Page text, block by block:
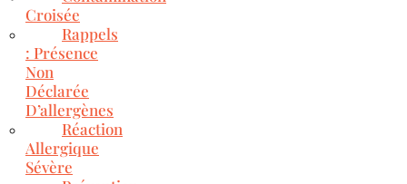
Croisée
Rappels
: Présence
Non
Déclarée
D’allergènes
Réaction
Allergique
Sévère